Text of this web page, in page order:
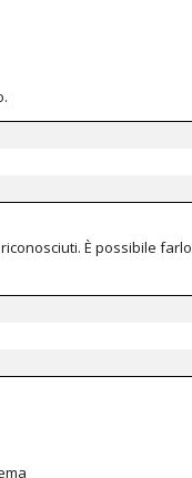
È possibile farlo